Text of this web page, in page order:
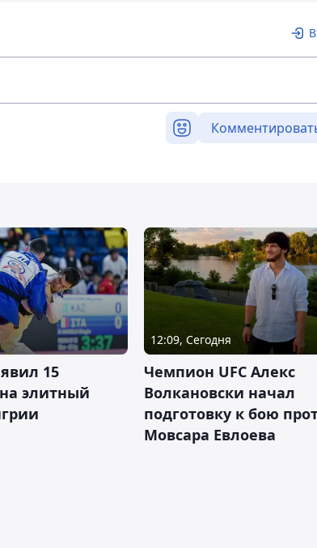
15
элитный
12:09, Сегодня
Чемпион UFC Алекс
Волкановски начал
подготовку к бою
Мовсара Евлоева